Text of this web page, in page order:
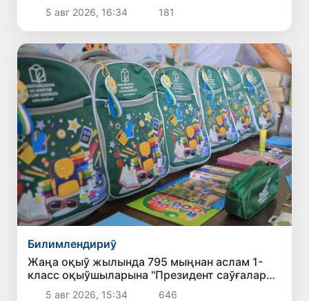
5 авг 2026, 16:34 181
Билимлендириў
Жаңа оқыў жылында 795 мыңнан аслам 1-
класс оқыўшыларына "Президент саўғалары"
тапсырылады
5 авг 2026, 15:34 646